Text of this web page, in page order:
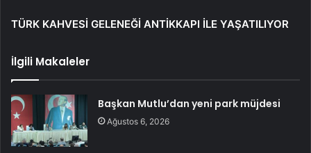
TÜRK KAHVESİ GELENEĞİ ANTİKKAPI İLE YAŞATILIYOR
İlgili Makaleler
Başkan Mutlu’dan yeni park müjdesi
Ağustos 6, 2026